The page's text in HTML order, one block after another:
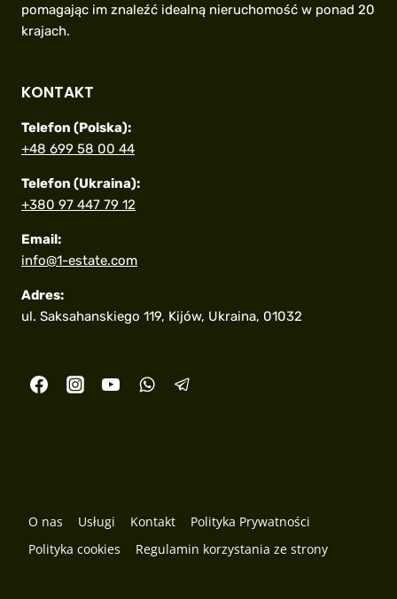
pomagając im znaleźć idealną nieruchomość w ponad 20
krajach.
KONTAKT
Telefon (Polska):
+48 699 58 00 44
Telefon (Ukraina):
+380 97 447 79 12
Email:
info@1-estate.com
Adres:
ul. Saksahanskiego 119, Kijów, Ukraina, 01032
O nas Usługi Kontakt
Polityka Prywatności
Polityka cookies
Regulamin korzystania ze strony